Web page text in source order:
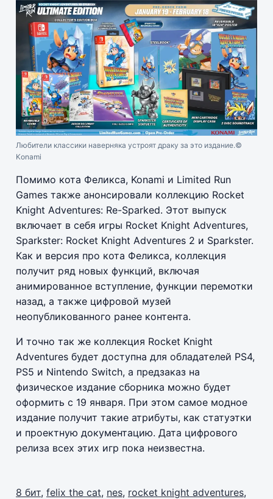
Любители классики наверняка устроят драку за это издание.©
Konami
Помимо кота Феликса, Konami и Limited Run
Games также анонсировали коллекцию Rocket
Knight Adventures: Re-Sparked. Этот выпуск
включает в себя игры Rocket Knight Adventures,
Sparkster: Rocket Knight Adventures 2 и Sparkster.
Как и версия про кота Феликса, коллекция
получит ряд новых функций, включая
анимированное вступление, функции перемотки
назад, а также цифровой музей
неопубликованного ранее контента.
И точно так же коллекция Rocket Knight
Adventures будет доступна для обладателей PS4,
PS5 и Nintendo Switch, а предзаказ на
физическое издание сборника можно будет
оформить с 19 января. При этом самое модное
издание получит такие атрибуты, как статуэтки
и проектную документацию. Дата цифрового
релиза всех этих игр пока неизвестна.
8 бит, felix the cat, nes, rocket knight adventures,